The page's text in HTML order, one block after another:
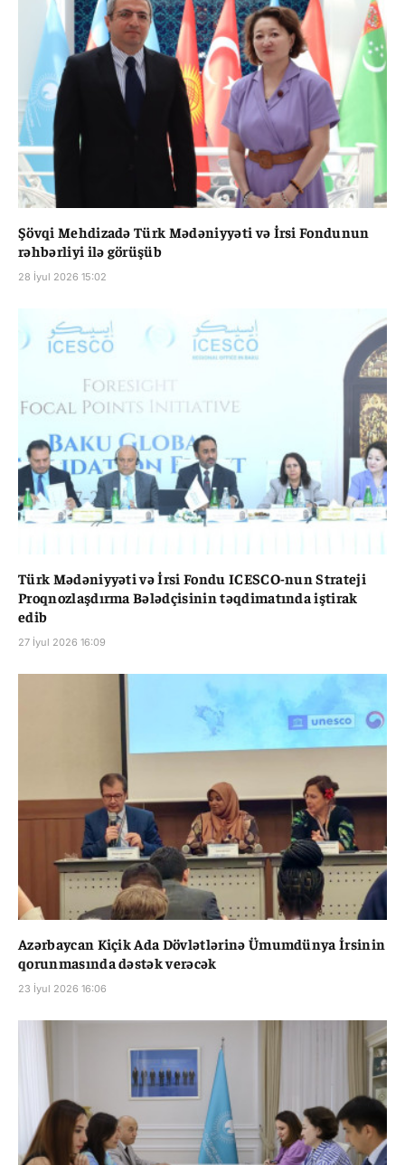
Şövqi Mehdizadə Türk Mədəniyyəti və İrsi Fondunun
rəhbərliyi ilə görüşüb
28 İyul 2026 15:02
Türk Mədəniyyəti və İrsi Fondu ICESCO-nun Strateji
Proqnozlaşdırma Bələdçisinin təqdimatında iştirak
edib
27 İyul 2026 16:09
Azərbaycan Kiçik Ada Dövlətlərinə Ümumdünya İrsinin
qorunmasında dəstək verəcək
23 İyul 2026 16:06